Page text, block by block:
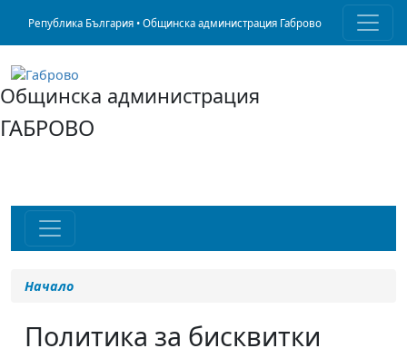
Република България • Общинска администрация Габрово
Общинска администрация
ГАБРОВО
Начало
Политика за бисквитки